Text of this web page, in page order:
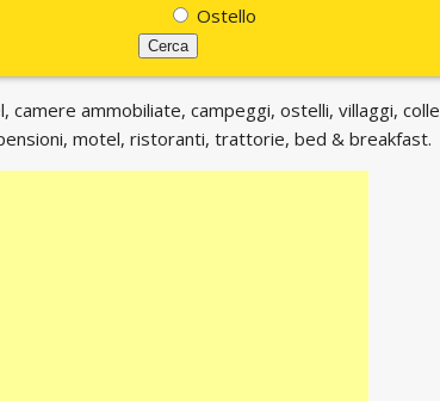
Ostello
camere ammobiliate, campeggi, ostelli, villaggi,
motel, ristoranti, trattorie, bed & breakfast.